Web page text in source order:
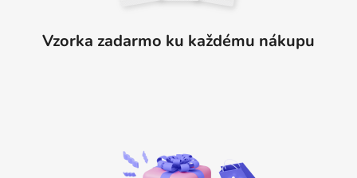
Vzorka zadarmo ku každému nákupu